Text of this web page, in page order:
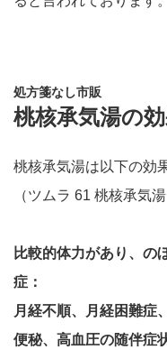
処方箋なし市販
桃核承気湯の
桃核承気湯は以下の効
（ツムラ 61 桃核承気
比較的体力があり、の
症：
月経不順、月経困難症
便秘、高血圧の随伴症